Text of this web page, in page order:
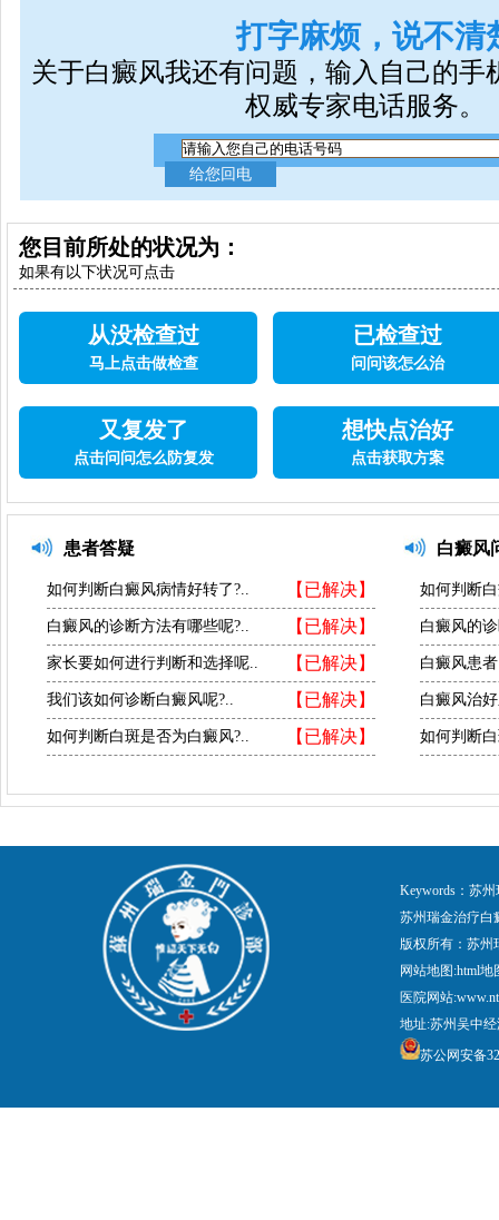
打字麻烦，说不清
关于白癜风我还有问题，输入自己的手
权威专家电话服务。
您目前所处的状况为：
如果有以下状况可点击
从没检查过
马上点击做检查
已检查过
问问该怎么治
又复发了
点击问问怎么防复发
想快点治好
点击获取方案
患者答疑
【已解决】
如何判断白癜风病情好转了?..
【已解决】
白癜风的诊断方法有哪些呢?..
【已解决】
家长要如何进行判断和选择呢..
【已解决】
我们该如何诊断白癜风呢?..
【已解决】
如何判断白斑是否为白癜风?..
白癜风
如何判断
白癜风的
白癜风患
白癜风治
如何判断
Keywords：苏
苏州瑞金治疗白
版权所有：苏
网站地图:html地
医院网站
地址:苏州吴中
苏公网安备